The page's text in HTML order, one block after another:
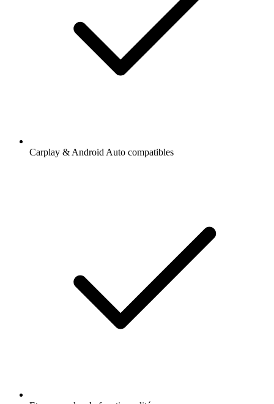
Carplay & Android Auto compatibles